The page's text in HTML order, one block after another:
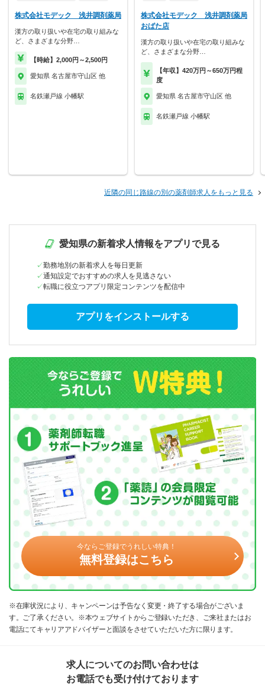
株式会社モデック 浅井調剤薬局
漢方の取り扱いや在宅の取り組みな
ど、さまざまな分野…
【時給】2,000円～2,500円
愛知県 名古屋市守山区 他
名鉄瀬戸線 小幡駅
株式会社モデック 浅井調剤薬局
おばた店
漢方の取り扱いや在宅の取り組みな
ど、さまざまな分野…
【年収】420万円～650万円程
度
愛知県 名古屋市守山区 他
名鉄瀬戸線 小幡駅
近隣の同じ路線の別の薬剤師求人をもっと見る
愛知県の新着求人情報をアプリで見る
勤務地別の新着求人を毎日更新
通知設定でおすすめの求人を見逃さない
転職に役立つアプリ限定コンテンツを配信中
アプリをインストールする
今ならご登録でうれしい特典！
無料登録はこちら
※在庫状況により、キャンペーンは予告なく変更・終了する場合がございま
す。ご了承ください。※本ウェブサイトからご登録いただき、ご来社またはお
電話にてキャリアアドバイザーと面談をさせていただいた方に限ります。
求人についてのお問い合わせは
お電話でも受け付けております